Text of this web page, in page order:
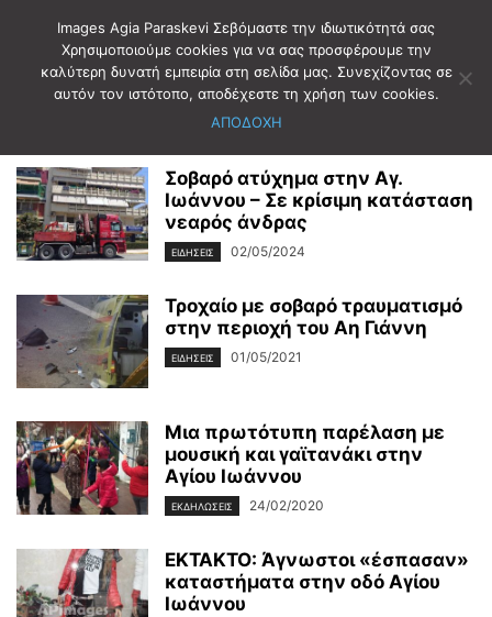
Αρχική Ετικέτες ΟΔΟΣ ΑΓΙΟΥ ΙΩΑΝΝΟΥ
ΟΔΟΣ ΑΓΙΟΥ ΙΩΑΝΝΟΥ
Σοβαρό ατύχημα στην Αγ.
Ιωάννου – Σε κρίσιμη κατάσταση
νεαρός άνδρας
ΕΙΔΗΣΕΙΣ 02/05/2024
Τροχαίο με σοβαρό τραυματισμό
στην περιοχή του Αη Γιάννη
ΕΙΔΗΣΕΙΣ 01/05/2021
Μια πρωτότυπη παρέλαση με
μουσική και γαϊτανάκι στην
Αγίου Ιωάννου
ΕΚΔΗΛΩΣΕΙΣ 24/02/2020
ΕΚΤΑΚΤΟ: Άγνωστοι «έσπασαν»
καταστήματα στην οδό Αγίου
Ιωάννου
Images Agia Paraskevi Σεβόμαστε την ιδιωτικότητά σας
Χρησιμοποιούμε cookies για να σας προσφέρουμε την
καλύτερη δυνατή εμπειρία στη σελίδα μας. Συνεχίζοντας σε
αυτόν τον ιστότοπο, αποδέχεστε τη χρήση των cookies.
ΑΠΟΔΟΧΗ